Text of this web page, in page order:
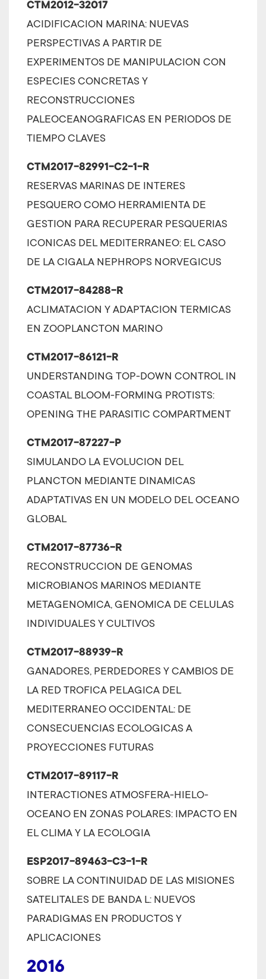
CTM2012-32017
ACIDIFICACION MARINA: NUEVAS
PERSPECTIVAS A PARTIR DE
EXPERIMENTOS DE MANIPULACION CON
ESPECIES CONCRETAS Y
RECONSTRUCCIONES
PALEOCEANOGRAFICAS EN PERIODOS DE
TIEMPO CLAVES
CTM2017-82991-C2-1-R
RESERVAS MARINAS DE INTERES
PESQUERO COMO HERRAMIENTA DE
GESTION PARA RECUPERAR PESQUERIAS
ICONICAS DEL MEDITERRANEO: EL CASO
DE LA CIGALA NEPHROPS NORVEGICUS
CTM2017-84288-R
ACLIMATACION Y ADAPTACION TERMICAS
EN ZOOPLANCTON MARINO
CTM2017-86121-R
UNDERSTANDING TOP-DOWN CONTROL IN
COASTAL BLOOM-FORMING PROTISTS:
OPENING THE PARASITIC COMPARTMENT
CTM2017-87227-P
SIMULANDO LA EVOLUCION DEL
PLANCTON MEDIANTE DINAMICAS
ADAPTATIVAS EN UN MODELO DEL OCEANO
GLOBAL
CTM2017-87736-R
RECONSTRUCCION DE GENOMAS
MICROBIANOS MARINOS MEDIANTE
METAGENOMICA, GENOMICA DE CELULAS
INDIVIDUALES Y CULTIVOS
CTM2017-88939-R
GANADORES, PERDEDORES Y CAMBIOS DE
LA RED TROFICA PELAGICA DEL
MEDITERRANEO OCCIDENTAL: DE
CONSECUENCIAS ECOLOGICAS A
PROYECCIONES FUTURAS
CTM2017-89117-R
INTERACTIONES ATMOSFERA-HIELO-
OCEANO EN ZONAS POLARES: IMPACTO EN
EL CLIMA Y LA ECOLOGIA
ESP2017-89463-C3-1-R
SOBRE LA CONTINUIDAD DE LAS MISIONES
SATELITALES DE BANDA L: NUEVOS
PARADIGMAS EN PRODUCTOS Y
APLICACIONES
2016